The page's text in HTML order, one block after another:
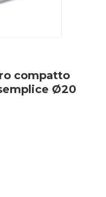
compatto
Ø20